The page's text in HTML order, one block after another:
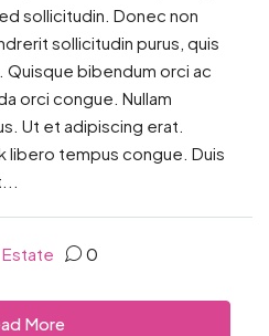
sollicitudin. Donec non
sollicitudin purus, quis
Quisque bibendum orci ac
orci congue. Nullam
Ut et adipiscing erat.
libero tempus congue. Duis
Estate 0
More